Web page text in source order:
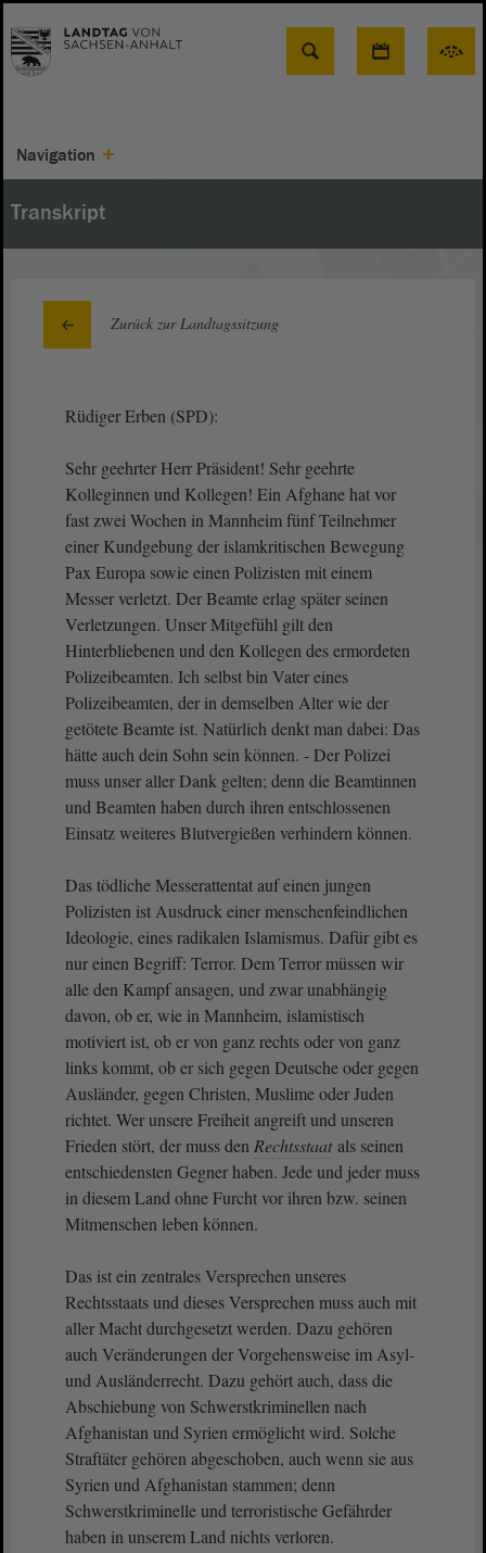
Suche
Navigation
Transkript
Zurück zur Landtagssitzung
Rüdiger Erben (SPD):
Sehr geehrter Herr Präsident! Sehr geehrte
Kolleginnen und Kollegen! Ein Afghane hat vor
fast zwei Wochen in Mannheim fünf Teilnehmer
einer Kundgebung der islamkritischen Bewegung
Pax Europa sowie einen Polizisten mit einem
Messer verletzt. Der Beamte erlag später seinen
Verletzungen. Unser Mitgefühl gilt den
Hinterbliebenen und den Kollegen des ermordeten
Polizeibeamten. Ich selbst bin Vater eines
Polizeibeamten, der in demselben Alter wie der
getötete Beamte ist. Natürlich denkt man dabei: Das
hätte auch dein Sohn sein können. - Der Polizei
muss unser aller Dank gelten; denn die Beamtinnen
und Beamten haben durch ihren entschlossenen
Einsatz weiteres Blutvergießen verhindern können.
Das tödliche Messerattentat auf einen jungen
Polizisten ist Ausdruck einer menschenfeindlichen
Ideologie, eines radikalen Islamismus. Dafür gibt es
nur einen Begriff: Terror. Dem Terror müssen wir
alle den Kampf ansagen, und zwar unabhängig
davon, ob er, wie in Mannheim, islamistisch
motiviert ist, ob er von ganz rechts oder von ganz
links kommt, ob er sich gegen Deutsche oder gegen
Ausländer, gegen Christen, Muslime oder Juden
richtet. Wer unsere Freiheit angreift und unseren
Frieden stört, der muss den Rechtsstaat als seinen
entschiedensten Gegner haben. Jede und jeder muss
in diesem Land ohne Furcht vor ihren bzw. seinen
Mitmenschen leben können.
Das ist ein zentrales Versprechen unseres
Rechtsstaats und dieses Versprechen muss auch mit
aller Macht durchgesetzt werden. Dazu gehören
auch Veränderungen der Vorgehensweise im Asyl-
und Ausländerrecht. Dazu gehört auch, dass die
Abschiebung von Schwerstkriminellen nach
Afghanistan und Syrien ermöglicht wird. Solche
Straftäter gehören abgeschoben, auch wenn sie aus
Syrien und Afghanistan stammen; denn
Schwerstkriminelle und terroristische Gefährder
haben in unserem Land nichts verloren.